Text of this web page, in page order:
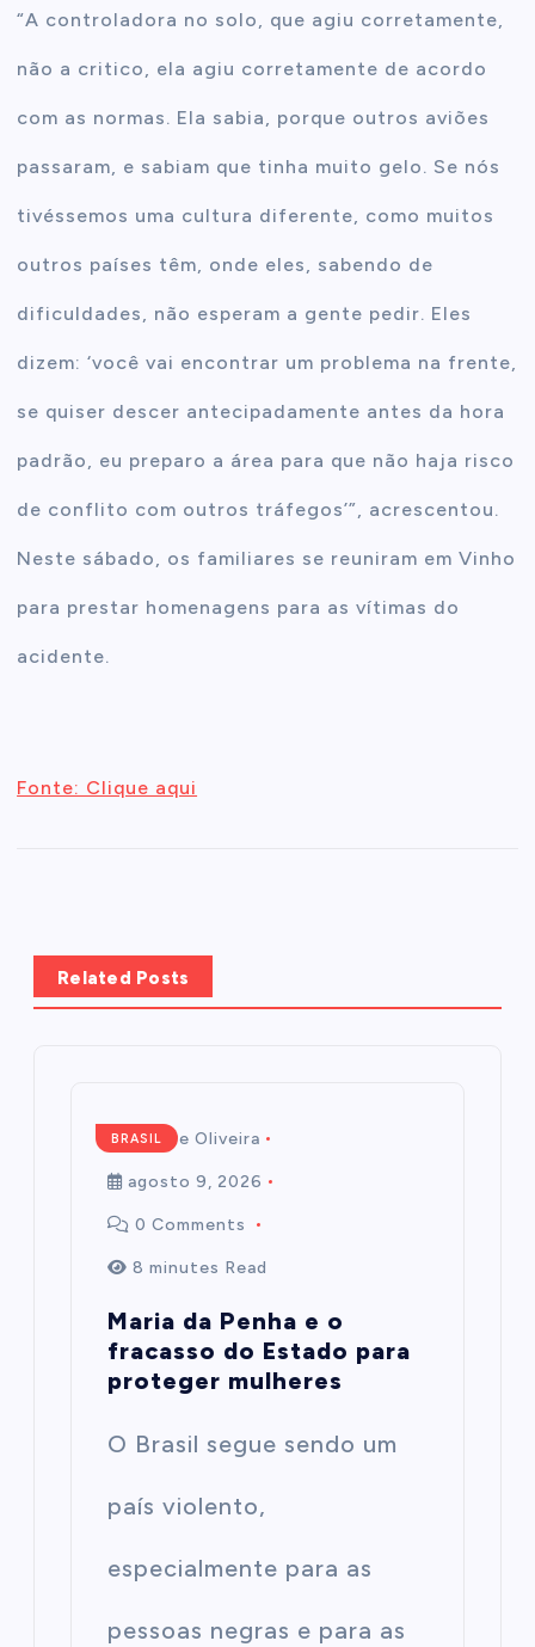
“A controladora no solo, que agiu corretamente,
não a critico, ela agiu corretamente de acordo
com as normas. Ela sabia, porque outros aviões
passaram, e sabiam que tinha muito gelo. Se nós
tivéssemos uma cultura diferente, como muitos
outros países têm, onde eles, sabendo de
dificuldades, não esperam a gente pedir. Eles
dizem: ‘você vai encontrar um problema na frente,
se quiser descer antecipadamente antes da hora
padrão, eu preparo a área para que não haja risco
de conflito com outros tráfegos’”, acrescentou.
Neste sábado, os familiares se reuniram em Vinho
para prestar homenagens para as vítimas do
acidente.
Fonte: Clique aqui
Related Posts
BRASIL
Mairim de Oliveira
agosto 9, 2026
0 Comments
8 minutes Read
Maria da Penha e o
fracasso do Estado para
proteger mulheres
O Brasil segue sendo um
país violento,
especialmente para as
pessoas negras e para as